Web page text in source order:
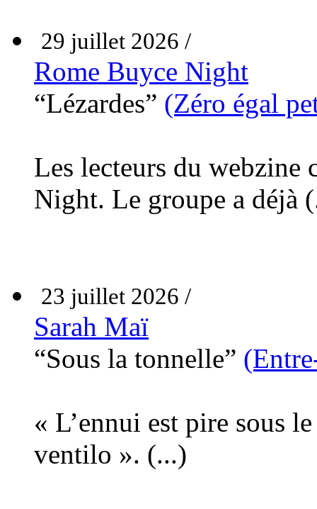
29 juillet 2026 /
Rome Buyce Night
“Lézardes” (Zéro égal
Les lecteurs du webzine
Night. Le groupe a déjà
23 juillet 2026 /
Sarah Maï
“Sous la tonnelle”
« L’ennui est pire sous
ventilo ». (...)